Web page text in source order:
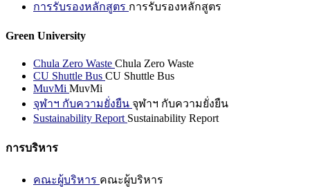
การรับรองหลักสูตร การรับรองหลักสูตร
Green University
Chula Zero Waste Chula Zero Waste
CU Shuttle Bus CU Shuttle Bus
MuvMi MuvMi
จุฬาฯ กับความยั่งยืน จุฬาฯ กับความยั่งยืน
Sustainability Report Sustainability Report
การบริหาร
คณะผู้บริหาร คณะผู้บริหาร